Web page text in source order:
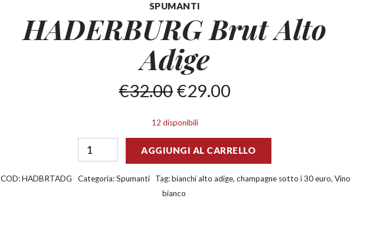
SPUMANTI
HADERBURG BrutAlto
Adige
€32.00€29.00
12 disponibili
AGGIUNGI AL CARRELLO
COD:HADBRTADG Categoria:Spumanti Tag:bianchi alto adige,champagne sotto i 30 euro,Vino
bianco